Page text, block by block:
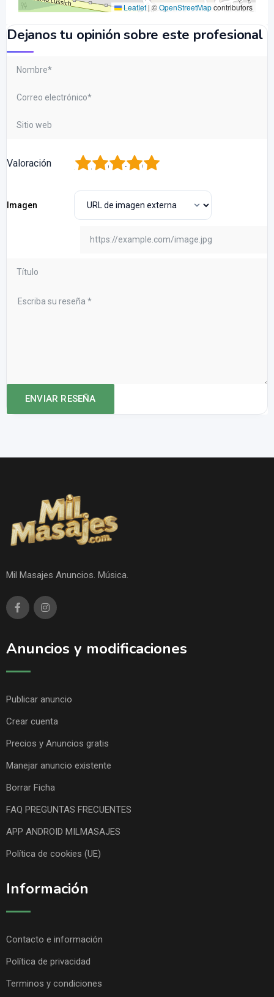
Leaflet |©OpenStreetMapcontributors
Dejanos tu opinión sobre este profesional
Valoración 5
4
3
2
Imagen
Mil Masajes Anuncios. Música.
Anuncios y modificaciones
Publicar anuncio
Crear cuenta
Precios y Anuncios gratis
Manejar anuncio existente
Borrar Ficha
FAQ PREGUNTAS FRECUENTES
APP ANDROID MILMASAJES
Política de cookies (UE)
Información
Contacto e información
Política de privacidad
Terminos y condiciones